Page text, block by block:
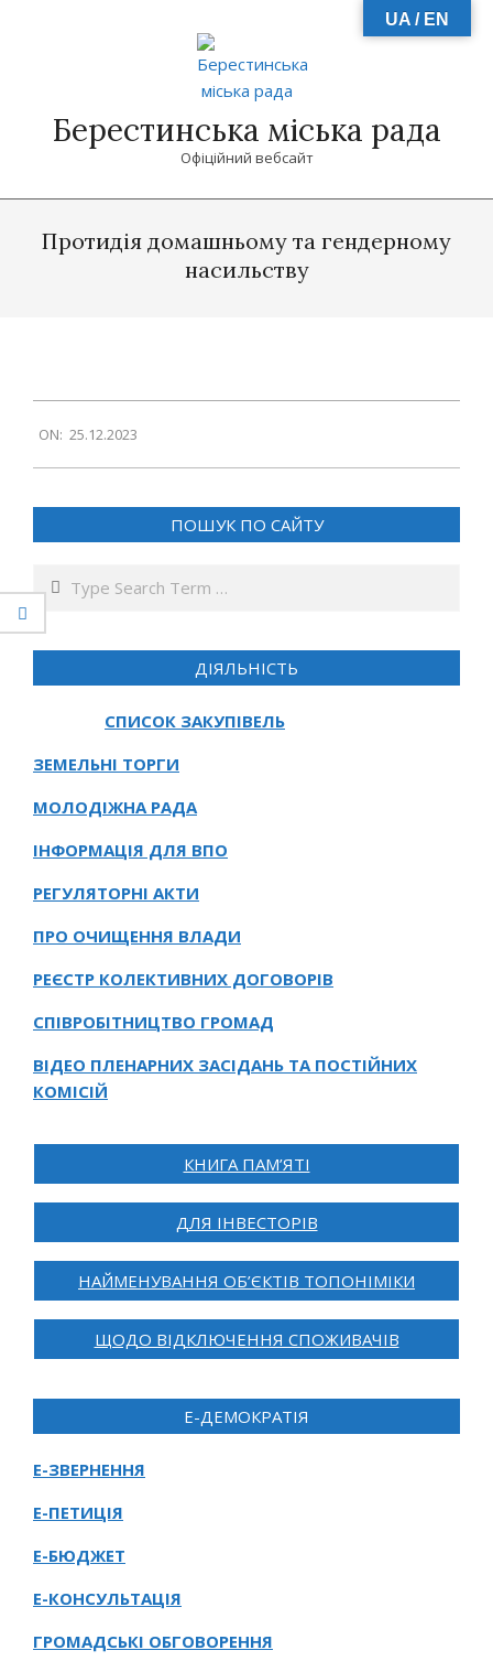
Берестинська міська рада
Офіційний вебсайт
NavigationПротидія домашньому та гендерному
насильству
12-
25
ON: 25.12.2023
ПОШУК ПО САЙТУ
Search
ДІЯЛЬНІСТЬ
СПИСОК ЗАКУПІВЕЛЬ
ЗЕМЕЛЬНІ ТОРГИ
МОЛОДІЖНА РАДА
ІНФОРМАЦІЯ ДЛЯ ВПО
РЕГУЛЯТОРНІ АКТИ
ПРО ОЧИЩЕННЯ ВЛАДИ
РЕЄСТР КОЛЕКТИВНИХ ДОГОВОРІВ
СПІВРОБІТНИЦТВО ГРОМАД
ВІДЕО ПЛЕНАРНИХ ЗАСІДАНЬ ТА ПОСТІЙНИХ
КОМІСІЙ
КНИГА ПАМ’ЯТІ
ДЛЯ ІНВЕСТОРІВ
НАЙМЕНУВАННЯ ОБ’ЄКТІВ ТОПОНІМІКИ
ЩОДО ВІДКЛЮЧЕННЯ СПОЖИВАЧІВ
Е-ДЕМОКРАТІЯ
Е-ЗВЕРНЕННЯ
Е-ПЕТИЦІЯ
Е-БЮДЖЕТ
Е-КОНСУЛЬТАЦІЯ
ГРОМАДСЬКІ ОБГОВОРЕННЯ
UA / EN